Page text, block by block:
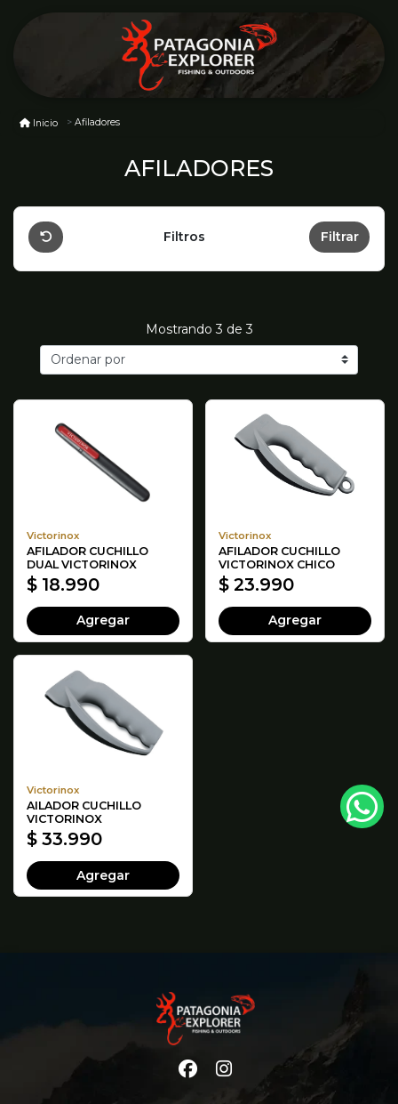
Inicio Afiladores
AFILADORES
Filtros Filtrar
Mostrando3 de 3
Victorinox
AFILADOR CUCHILLO
DUAL VICTORINOX
$ 18.990
Agregar
Victorinox
AFILADOR CUCHILLO
VICTORINOX CHICO
$ 23.990
Agregar
Victorinox
AILADOR CUCHILLO
VICTORINOX
$ 33.990
Agregar